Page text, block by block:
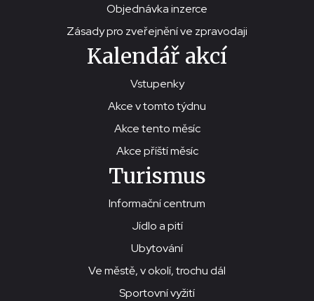
Objednávka inzerce
Zásady pro zveřejnění ve zpravodaji
Kalendář akcí
Vstupenky
Akce v tomto týdnu
Akce tento měsíc
Akce příští měsíc
Turismus
Informační centrum
Jídlo a pití
Ubytování
Ve městě, v okolí, trochu dál
Sportovní vyžití